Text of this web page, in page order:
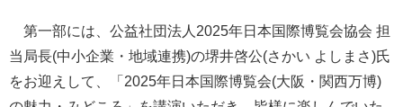
第一部には、公益社団法人2025年日本国際博覧会協会 担
当局長(中小企業・地域連携)の堺井啓公(さかい よしまさ)氏
をお迎えして、「2025年日本国際博覧会(大阪・関西万博)